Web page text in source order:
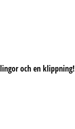
och en klippning!